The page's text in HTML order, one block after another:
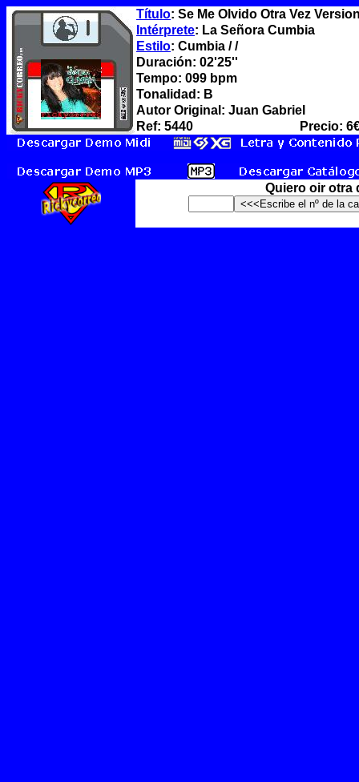
Título: Se Me Olvido Otra Vez
Intérprete: La Señora Cumbia
Estilo: Cumbia / /
Duración: 02'25''
Tempo: 099 bpm
Tonalidad: B
Autor Original: Juan Gabriel
Ref: 5440
Precio:
Quiero oir otra